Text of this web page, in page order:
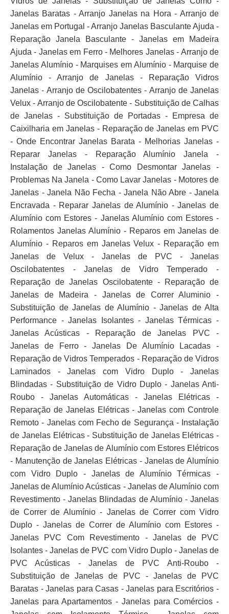
Janelas Baratas - Arranjo Janelas na Hora - Arranjo de
Janelas em Portugal - Arranjo Janelas Basculante Ajuda -
Reparação Janela Basculante - Janelas em Madeira
Ajuda - Janelas em Ferro - Melhores Janelas - Arranjo de
Janelas Alumínio - Marquises em Alumínio - Marquise de
Alumínio - Arranjo de Janelas - Reparação Vidros
Janelas - Arranjo de Oscilobatentes - Arranjo de Janelas
Velux - Arranjo de Oscilobatente - Substituição de Calhas
de Janelas - Substituição de Portadas - Empresa de
Caixilharia em Janelas - Reparação de Janelas em PVC
- Onde Encontrar Janelas Barata - Melhorias Janelas -
Reparar Janelas - Reparação Alumínio Janela -
Instalação de Janelas - Como Desmontar Janelas -
Problemas Na Janela - Como Lavar Janelas - Motores de
Janelas - Janela Não Fecha - Janela Não Abre - Janela
Encravada - Reparar Janelas de Alumínio - Janelas de
Alumínio com Estores - Janelas Alumínio com Estores -
Rolamentos Janelas Alumínio - Reparos em Janelas de
Alumínio - Reparos em Janelas Velux - Reparação em
Janelas de Velux - Janelas de PVC - Janelas
Oscilobatentes - Janelas de Vidro Temperado -
Reparação de Janelas Oscilobatente - Reparação de
Janelas de Madeira - Janelas de Correr Aluminio -
Substituição de Janelas de Alumínio - Janelas de Alta
Performance - Janelas Isolantes - Janelas Térmicas -
Janelas Acústicas - Reparação de Janelas PVC -
Janelas de Ferro - Janelas De Alumínio Lacadas -
Reparação de Vidros Temperados - Reparação de Vidros
Laminados - Janelas com Vidro Duplo - Janelas
Blindadas - Substituição de Vidro Duplo - Janelas Anti-
Roubo - Janelas Automáticas - Janelas Elétricas -
Reparação de Janelas Elétricas - Janelas com Controle
Remoto - Janelas com Fecho de Segurança - Instalação
de Janelas Elétricas - Substituição de Janelas Elétricas -
Reparação de Janelas de Alumínio com Estores Elétricos
- Manutenção de Janelas Elétricas - Janelas de Alumínio
com Vidro Duplo - Janelas de Alumínio Térmicas -
Janelas de Alumínio Acústicas - Janelas de Alumínio com
Revestimento - Janelas Blindadas de Alumínio - Janelas
de Correr de Alumínio - Janelas de Correr com Vidro
Duplo - Janelas de Correr de Alumínio com Estores -
Janelas PVC Com Revestimento - Janelas de PVC
Isolantes - Janelas de PVC com Vidro Duplo - Janelas de
PVC Acústicas - Janelas de PVC Anti-Roubo -
Substituição de Janelas de PVC - Janelas de PVC
Baratas - Janelas para Casas - Janelas para Escritórios -
Janelas para Apartamentos - Janelas para Comércios -